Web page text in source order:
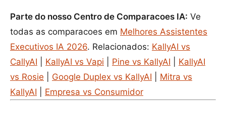
Parte do nosso Centro de Comparacoes IA: Ve
todas as comparacoes em Melhores Assistentes
Executivos IA 2026. Relacionados: KallyAI vs
CallyAI
KallyAI vs Vapi Pine vs KallyAI
KallyAI
vs Rosie
Google Duplex vs KallyAI
Mitra vs
KallyAI
Empresa vs Consumidor